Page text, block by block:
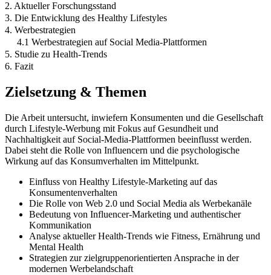
2. Aktueller Forschungsstand
3. Die Entwicklung des Healthy Lifestyles
4. Werbestrategien
4.1 Werbestrategien auf Social Media-Plattformen
5. Studie zu Health-Trends
6. Fazit
Zielsetzung & Themen
Die Arbeit untersucht, inwiefern Konsumenten und die Gesellschaft
durch Lifestyle-Werbung mit Fokus auf Gesundheit und
Nachhaltigkeit auf Social-Media-Plattformen beeinflusst werden.
Dabei steht die Rolle von Influencern und die psychologische
Wirkung auf das Konsumverhalten im Mittelpunkt.
Einfluss von Healthy Lifestyle-Marketing auf das
Konsumentenverhalten
Die Rolle von Web 2.0 und Social Media als Werbekanäle
Bedeutung von Influencer-Marketing und authentischer
Kommunikation
Analyse aktueller Health-Trends wie Fitness, Ernährung und
Mental Health
Strategien zur zielgruppenorientierten Ansprache in der
modernen Werbelandschaft